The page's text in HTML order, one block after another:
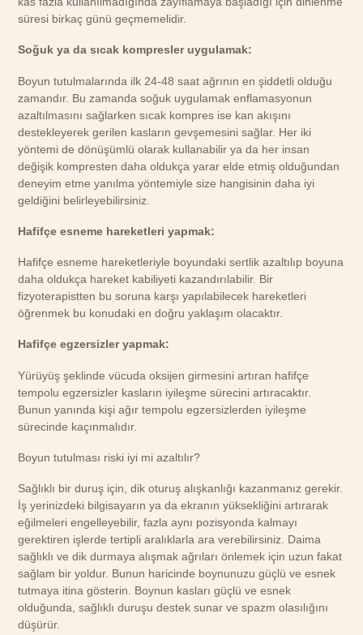
süresi birkaç günü geçmemelidir.
Soğuk ya da sıcak kompresler uygulamak:
Boyun tutulmalarında ilk 24-48 saat ağrının en şiddetli olduğu
zamandır. Bu zamanda soğuk uygulamak enflamasyonun
azaltılmasını sağlarken sıcak kompres ise kan akışını
destekleyerek gerilen kasların gevşemesini sağlar. Her iki
yöntemi de dönüşümlü olarak kullanabilir ya da her insan
değişik kompresten daha oldukça yarar elde etmiş olduğundan
deneyim etme yanılma yöntemiyle size hangisinin daha iyi
geldiğini belirleyebilirsiniz.
Hafifçe esneme hareketleri yapmak:
Hafifçe esneme hareketleriyle boyundaki sertlik azaltılıp boyuna
daha oldukça hareket kabiliyeti kazandırılabilir. Bir
fizyoterapistten bu soruna karşı yapılabilecek hareketleri
öğrenmek bu konudaki en doğru yaklaşım olacaktır.
Hafifçe egzersizler yapmak:
Yürüyüş şeklinde vücuda oksijen girmesini artıran hafifçe
tempolu egzersizler kasların iyileşme sürecini artıracaktır.
Bunun yanında kişi ağır tempolu egzersizlerden iyileşme
sürecinde kaçınmalıdır.
Boyun tutulması riski iyi mi azaltılır?
Sağlıklı bir duruş için, dik oturuş alışkanlığı kazanmanız gerekir.
İş yerinizdeki bilgisayarın ya da ekranın yüksekliğini artırarak
eğilmeleri engelleyebilir, fazla aynı pozisyonda kalmayı
gerektiren işlerde tertipli aralıklarla ara verebilirsiniz. Daima
sağlıklı ve dik durmaya alışmak ağrıları önlemek için uzun fakat
sağlam bir yoldur. Bunun haricinde boynunuzu güçlü ve esnek
tutmaya itina gösterin. Boynun kasları güçlü ve esnek
olduğunda, sağlıklı duruşu destek sunar ve spazm olasılığını
düşürür.